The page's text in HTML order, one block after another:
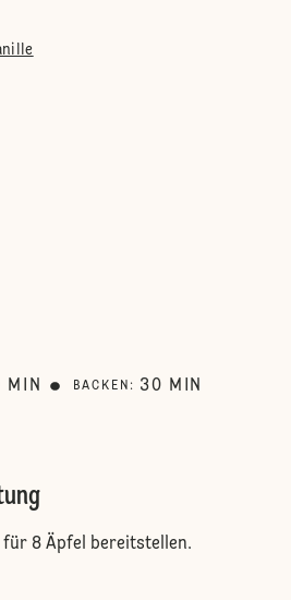
MIN BACKEN : 30 MIN
8 Äpfel bereitstellen.